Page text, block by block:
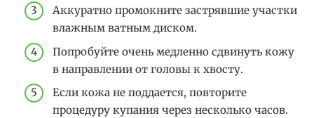
Аккуратно промокните застрявшие участки
влажным ватным диском.
Попробуйте очень медленно сдвинуть кожу
в направлении от головы к хвосту.
Если кожа не поддается, повторите
процедуру купания через несколько часов.